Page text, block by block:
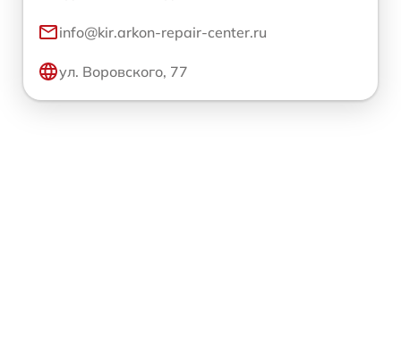
info@kir.arkon-repair-center.ru
ул. Воровского, 77